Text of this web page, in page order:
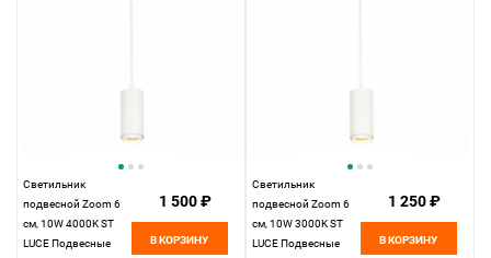
Светильник
подвесной Zoom 6
см, 10W 4000K ST
LUCE Подвесные
1 500 ₽
В КОРЗИНУ
Светильник
подвесной Zoom 6
см, 10W 3000K ST
LUCE Подвесные
1 250 ₽
В КОРЗИНУ